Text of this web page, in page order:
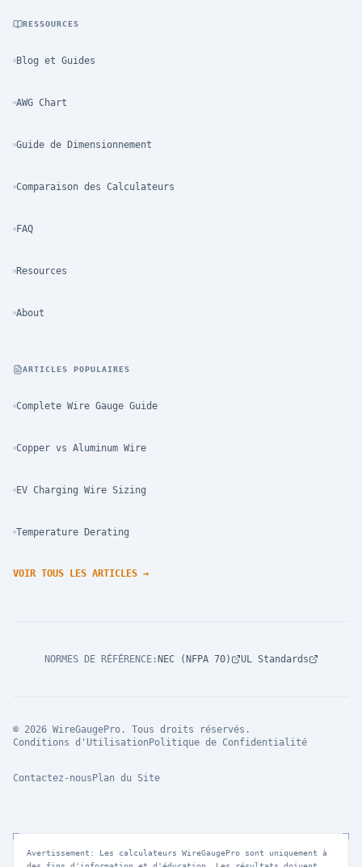
RESSOURCES
Blog et Guides
AWG Chart
Guide de Dimensionnement
Comparaison des Calculateurs
FAQ
Resources
About
ARTICLES POPULAIRES
Complete Wire Gauge Guide
Copper vs Aluminum Wire
EV Charging Wire Sizing
Temperature Derating
VOIR TOUS LES ARTICLES →
NORMES DE RÉFÉRENCE: NEC (NFPA 70) UL Standards
© 2026 WireGaugePro. Tous droits réservés.
Conditions d'Utilisation Politique de Confidentialité
Contactez-nous Plan du Site
Avertissement: Les calculateurs WireGaugePro sont uniquement à